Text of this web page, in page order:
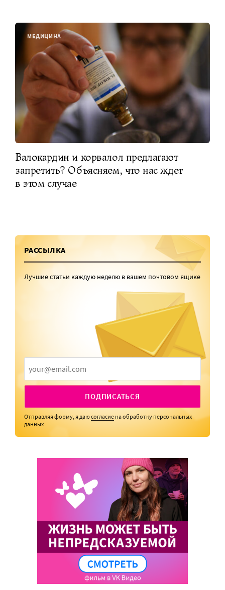
МЕДИЦИНА
Валокардин и корвалол предлагают
запретить? Объясняем, что нас ждет
в этом случае
РАССЫЛКА
Лучшие статьи каждую неделю в вашем почтовом ящике
ПОДПИСАТЬСЯ
Отправляя форму, я даюсогласие на обработку персональных
данных